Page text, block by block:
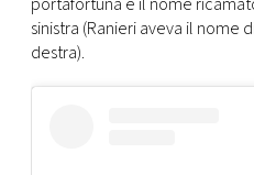
sinistra (Ranieri aveva il nome
destra).